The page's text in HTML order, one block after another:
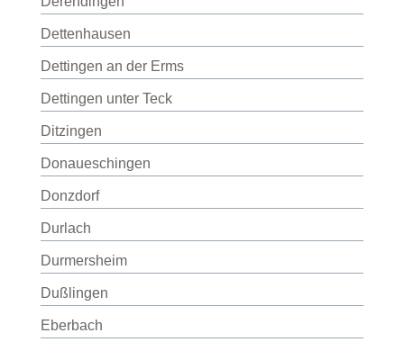
Dettenhausen
Dettingen an der Erms
Dettingen unter Teck
Ditzingen
Donaueschingen
Donzdorf
Durlach
Durmersheim
Dußlingen
Eberbach